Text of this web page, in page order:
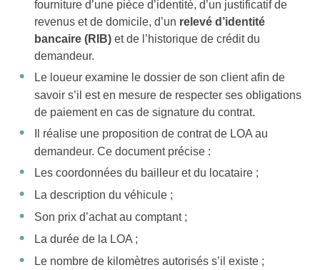
fourniture d’une pièce d’identité, d’un justificatif de
revenus et de domicile, d’un relevé d’identité
bancaire (RIB) et de l’historique de crédit du
demandeur.
Le loueur examine le dossier de son client afin de
savoir s’il est en mesure de respecter ses obligations
de paiement en cas de signature du contrat.
Il réalise une proposition de contrat de LOA au
demandeur. Ce document précise :
Les coordonnées du bailleur et du locataire ;
La description du véhicule ;
Son prix d’achat au comptant ;
La durée de la LOA ;
Le nombre de kilomètres autorisés s’il existe ;